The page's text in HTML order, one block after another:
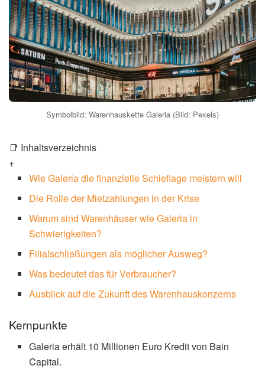
Symbolbild: Warenhauskette Galeria (Bild: Pexels)
📑 Inhaltsverzeichnis
+
Wie Galeria die finanzielle Schieflage meistern will
Die Rolle der Mietzahlungen in der Krise
Warum sind Warenhäuser wie Galeria in
Schwierigkeiten?
Filialschließungen als möglicher Ausweg?
Was bedeutet das für Verbraucher?
Ausblick auf die Zukunft des Warenhauskonzerns
Kernpunkte
Galeria erhält 10 Millionen Euro Kredit von Bain
Capital.